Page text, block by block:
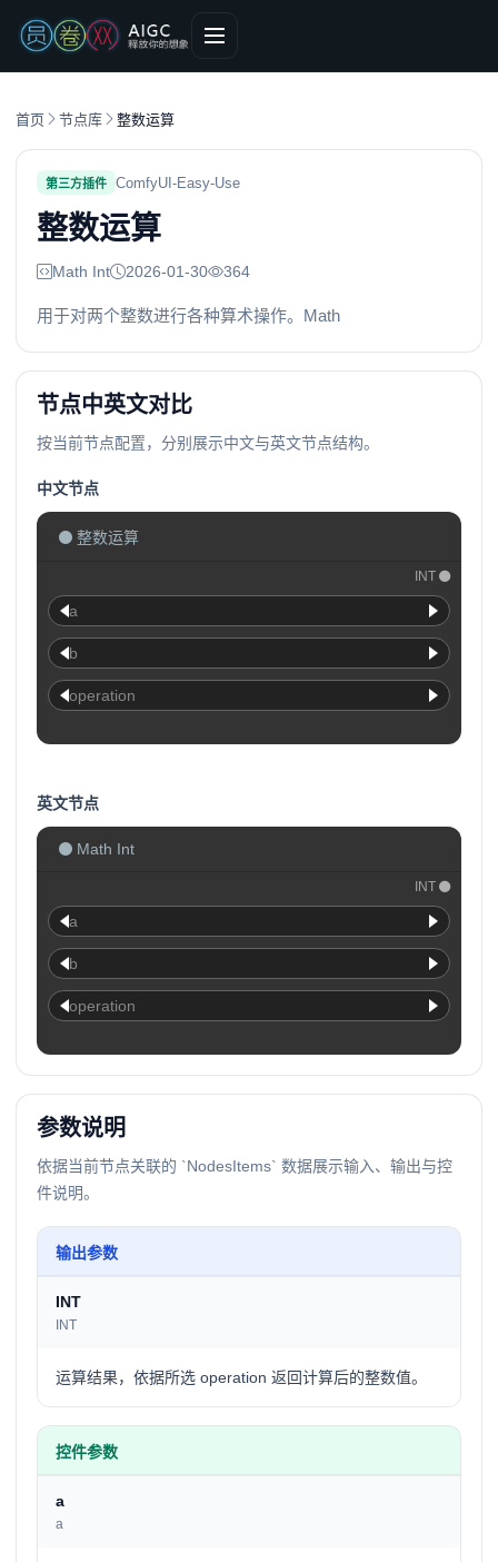
首页 节点库 整数运算
第三方插件 ComfyUI-Easy-Use
整数运算
Math Int 2026-01-30 364
用于对两个整数进行各种算术操作。Math
节点中英文对比
按当前节点配置，分别展示中文与英文节点结构。
中文节点
整数运算
INT
a
b
operation
英文节点
Math Int
INT
a
b
operation
参数说明
依据当前节点关联的 `NodesItems` 数据展示输入、输出与控
件说明。
输出参数
INT
INT
运算结果，依据所选 operation 返回计算后的整数值。
控件参数
a
a